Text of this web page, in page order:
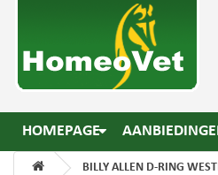
HOMEPAGE
BILLY ALLEN D-RING